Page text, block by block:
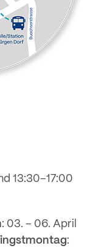
13:30–17:00
: 03. – 06. April
: